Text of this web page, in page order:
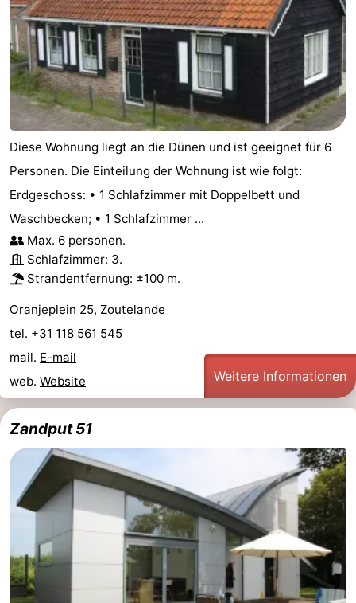
-
Schwimmbader
-
Radfahren
-
Wandern
Reiten
Golfplatze
-
Parafliegen
Sportangeln
Essen
und
trinken
Veranstaltungen
-
Ringstechen
Zoutelande
Actief
Praktisch
Forum
Route
Parken
Reisebuchshop
Medizin
Diese Wohnung liegt an die Dünen und ist geeignet für 6
Personen. Die Einteilung der Wohnung ist wie folgt:
Erdgeschoss: • 1 Schlafzimmer mit Doppelbett und
Waschbecken; • 1 Schlafzimmer ...
Max. 6 personen.
Schlafzimmer: 3.
Strandentfernung: ±100 m.
Oranjeplein 25, Zoutelande
tel. +31 118 561 545
mail. E-mail
web. Website Weitere Informationen
Zandput 51